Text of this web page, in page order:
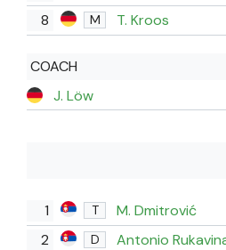
8 M T. Kroos
COACH
J. Löw
1 T
M. Dmitrović
2
D
Antonio